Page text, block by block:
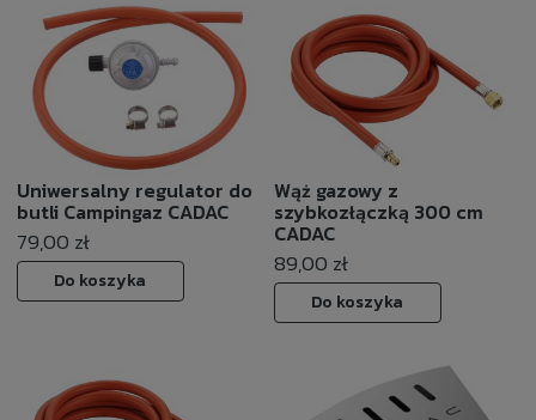
Uniwersalny regulator do
butli Campingaz CADAC
79,00 zł
Do koszyka
Wąż gazowy z
szybkozłączką 300 cm
CADAC
89,00 zł
Do koszyka